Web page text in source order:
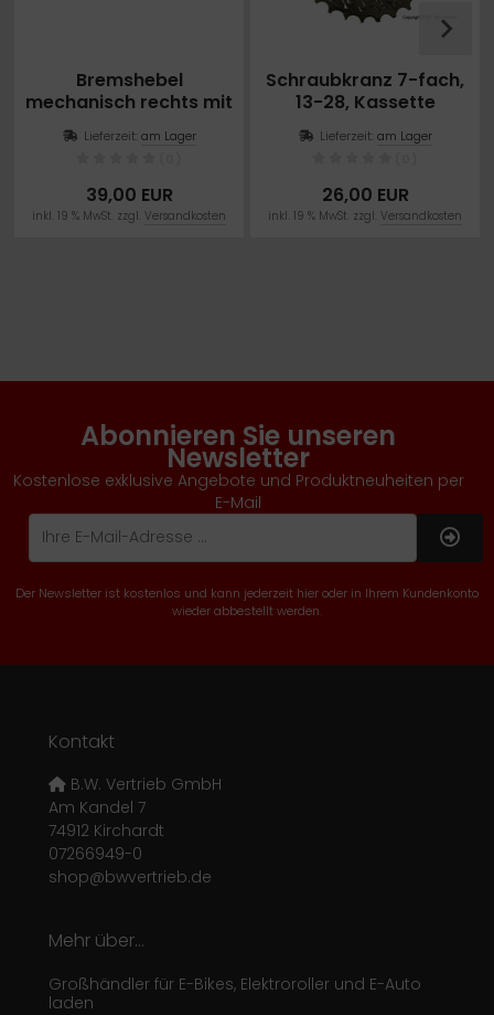
Bremshebel
mechanisch rechts mit
Bremsabschaltung
Schwarz
Lieferzeit: am Lager
39,00 EUR
inkl. 19 % MwSt. zzgl. Versandkosten
Schraubkranz 7-fach,
13-28, Kassette
Lieferzeit: am Lager
26,00 EUR
inkl. 19 % MwSt. zzgl. Versandkosten
Abonnieren Sie unseren
Newsletter
Kostenlose exklusive Angebote und Produktneuheiten per
E-Mail
Der Newsletter ist kostenlos und kann jederzeit hier oder in Ihrem Kundenkonto
wieder abbestellt werden.
Kontakt
B.W. Vertrieb GmbH
Am Kandel 7
74912 Kirchardt
07266949-0
shop@bwvertrieb.de
Mehr über...
Großhändler für E-Bikes, Elektroroller und E-Auto
laden